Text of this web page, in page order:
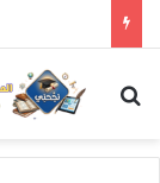
بحث عن